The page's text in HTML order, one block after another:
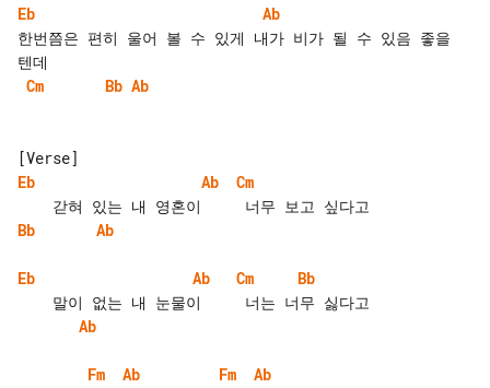
Eb
Ab
한번쯤은 편히 울어 볼 수 있게 내가 비가 될 수 있음 좋을
Cm
Bb Ab
Eb
Ab
Cm
Bb
Ab
Eb Ab Cm
Bb
Ab
Fm Ab Fm
Ab